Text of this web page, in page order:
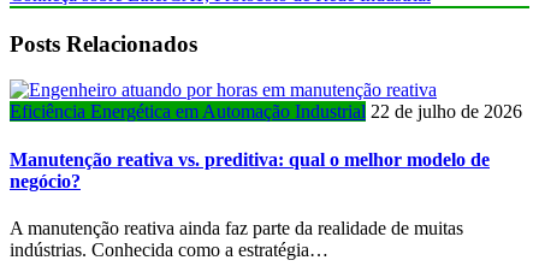
Posts Relacionados
Eficiência Energética em Automação Industrial 22 de julho de 2026
Manutenção reativa vs. preditiva: qual o melhor modelo de
negócio?
A manutenção reativa ainda faz parte da realidade de muitas
indústrias. Conhecida como a estratégia…